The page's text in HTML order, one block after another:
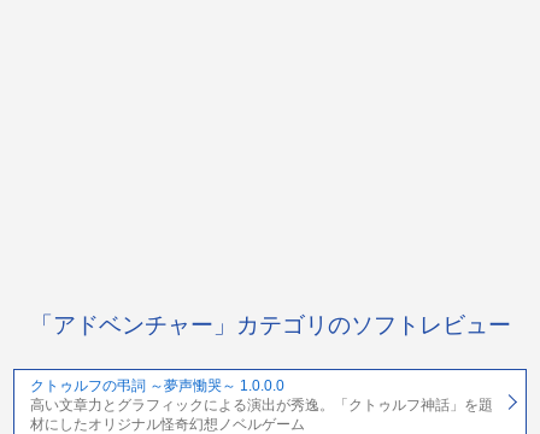
「アドベンチャー」カテゴリのソフトレビュー
クトゥルフの弔詞 ～夢声慟哭～ 1.0.0.0
高い文章力とグラフィックによる演出が秀逸。「クトゥルフ神話」を題
材にしたオリジナル怪奇幻想ノベルゲーム